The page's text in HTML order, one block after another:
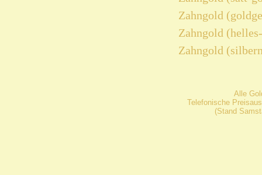
Zahngold
Zahngold
Zahngold
Alle
Telefonische
(Stand